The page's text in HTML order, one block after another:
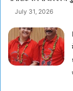
July 31, 2026